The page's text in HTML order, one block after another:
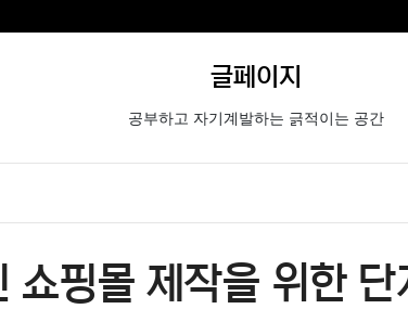
글페이지
공부하고 자기계발하는 긁적이는 공간
쇼핑몰 제작을 위한